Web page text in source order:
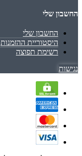
החשבון שלי
החשבון שלי
היסטוריית ההזמנות
רשימת תפוצה
נגישות